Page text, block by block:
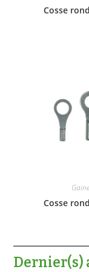
Cosse
Cosse
Dernier(s)